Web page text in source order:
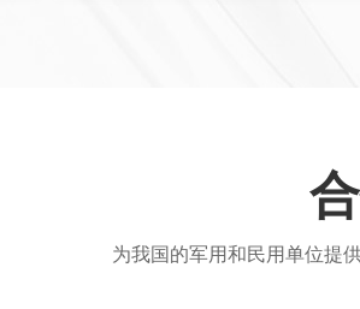
为我国的军用和民用单位提